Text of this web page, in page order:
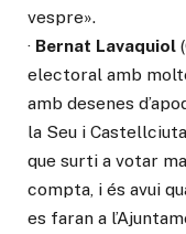
vespre».
· Bernat Lavaquiol
electoral amb
amb desenes
la Seu i
que surti a votar
compta, i és avui
es faran a